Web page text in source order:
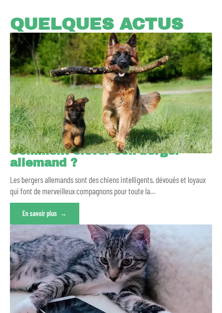
QUELQUES ACTUS
Comment élever son berger
allemand ?
Les bergers allemands sont des chiens intelligents, dévoués et loyaux
qui font de merveilleux compagnons pour toute la…
En savoir plus